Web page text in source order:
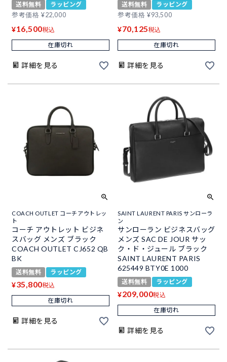
送料無料
ラッピング
参考価格 ¥22,000
¥16,500税込
在庫切れ
詳細を見る
送料無料
ラッピング
参考価格 ¥93,500
¥70,125税込
在庫切れ
詳細を見る
COACH OUTLET コーチアウトレッ
ト
コーチ アウトレット ビジネ
スバッグ メンズ ブラック
COACH OUTLET CJ652 QB
BK
送料無料 ラッピング
¥35,800税込
在庫切れ
詳細を見る
SAINT LAURENT PARIS サンローラ
ン
サンローラン ビジネスバッグ
メンズ SAC DE JOUR サッ
ク・ド・ジュール ブラック
SAINT LAURENT PARIS
625449 BTY0E 1000
送料無料 ラッピング
¥209,000税込
在庫切れ
詳細を見る